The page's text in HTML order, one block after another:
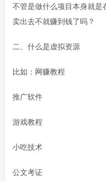
不管是做什么项目本身就是
卖出去不就赚到钱了吗？
二、什么是虚拟资源
比如：网赚教程
推广软件
游戏教程
小吃技术
公文考证